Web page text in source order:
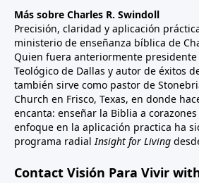
Más sobre Charles R. Swindoll
Precisión, claridad y aplicación
ministerio de enseñanza bíblica de
Quien fuera anteriormente
Teológico de Dallas y autor de éxitos
también sirve como pastor de
Church en Frisco, Texas, en donde
encanta: enseñar la Biblia a
enfoque en la aplicación practica ha
programa radialInsight for Living
Contact Visión Para Vivir